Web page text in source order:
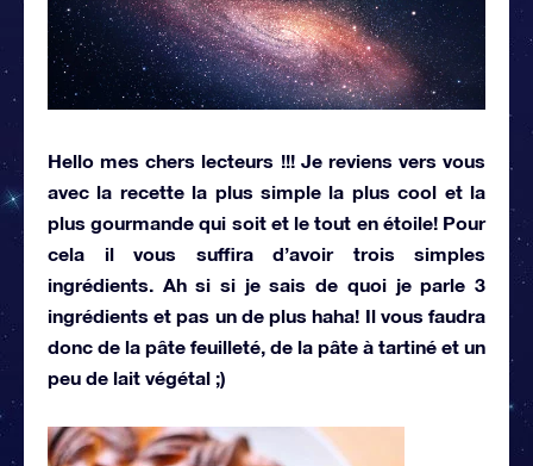
Hello mes chers lecteurs !!! Je reviens vers vous
avec la recette la plus simple la plus cool et la
plus gourmande qui soit et le tout en étoile! Pour
cela il vous suffira d’avoir trois simples
ingrédients. Ah si si je sais de quoi je parle 3
ingrédients et pas un de plus haha! Il vous faudra
donc de la pâte feuilleté, de la pâte à tartiné et un
peu de lait végétal ;)